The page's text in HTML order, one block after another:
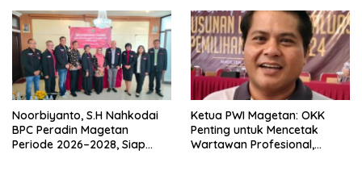
Noorbiyanto, S.H Nahkodai
BPC Peradin Magetan
Periode 2026–2028, Siap
Ketua PWI Magetan: OKK
Penting untuk Mencetak
Wartawan Profesional,